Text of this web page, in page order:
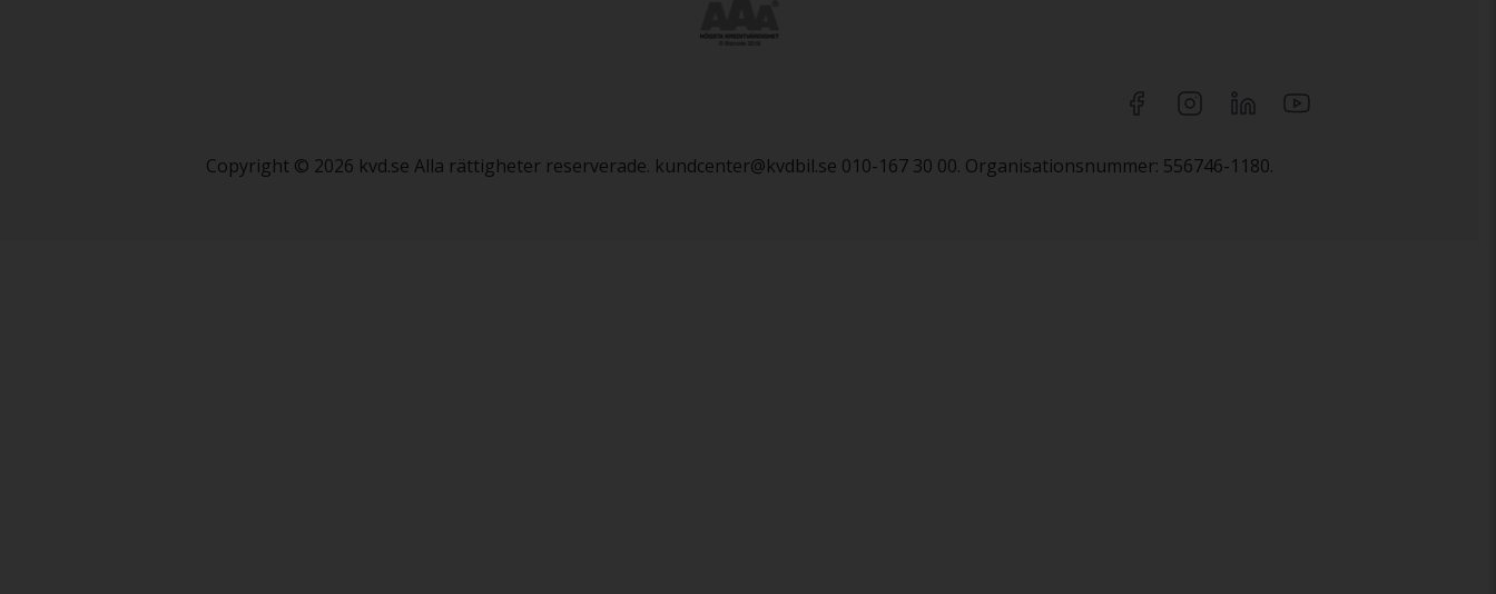
Copyright © 2026 kvd.se Alla rättigheter reserverade. kundcenter@kvdbil.se 010-167 30 00. Organisationsnummer: 556746-1180.